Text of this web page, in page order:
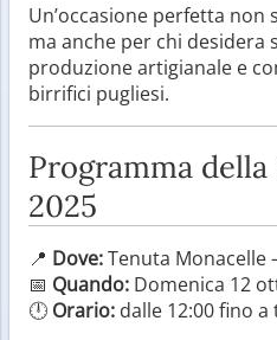
Un’occasione perfetta non
ma anche per chi desidera
produzione artigianale e
birrifici pugliesi.
Programma
2025
📍 Dove:Tenuta Monacelle
📅 Quando: Domenica 12
🕛 Orario: dalle 12:00 fino a